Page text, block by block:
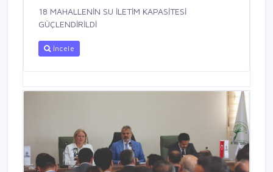
18 MAHALLENİN SU İLETİM KAPASİTESİ
GÜÇLENDİRİLDİ
İncele